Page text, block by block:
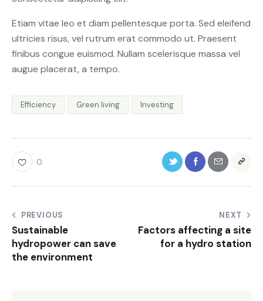
Etiam vitae leo et diam pellentesque porta. Sed eleifend
ultricies risus, vel rutrum erat commodo ut. Praesent
finibus congue euismod. Nullam scelerisque massa vel
augue placerat, a tempo.
Efficiency Green living Investing
0
PREVIOUS
Sustainable
hydropower can save
the environment
NEXT
Factors affecting a site
for a hydro station